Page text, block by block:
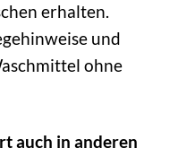
erhalten.
und
ohne
auch in anderen